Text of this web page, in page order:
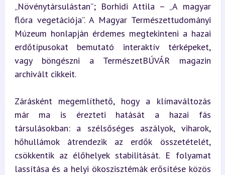
„Növénytársulástan”; Borhidi Attila – „A magyar
flóra vegetációja”. A Magyar Természettudományi
Múzeum honlapján érdemes megtekinteni a hazai
erdőtípusokat bemutató interaktív térképeket,
vagy böngészni a TermészetBÚVÁR magazin
archivált cikkeit.
Zárásként megemlíthető, hogy a klímaváltozás
már ma is érezteti hatását a hazai fás
társulásokban: a szélsőséges aszályok, viharok,
hőhullámok átrendezik az erdők összetételét,
csökkentik az élőhelyek stabilitását. E folyamat
lassítása és a helyi ökoszisztémák erősítése közös